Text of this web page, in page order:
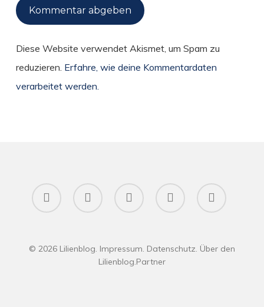
Diese Website verwendet Akismet, um Spam zu
reduzieren. Erfahre, wie deine Kommentardaten
verarbeitet werden.
twitter facebook pinterest RSS instagram
© 2026 Lilienblog. Impressum. Datenschutz. Über den
Lilienblog.Partner